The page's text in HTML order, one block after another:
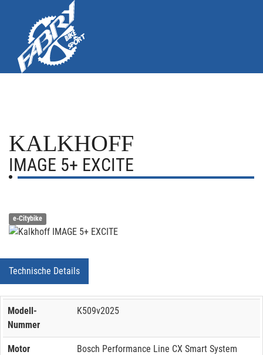
KALKHOFF
IMAGE 5+ EXCITE
e-Citybike
Technische Details
Modell-
Nummer
K509v2025
Motor Bosch Performance Line CX Smart System